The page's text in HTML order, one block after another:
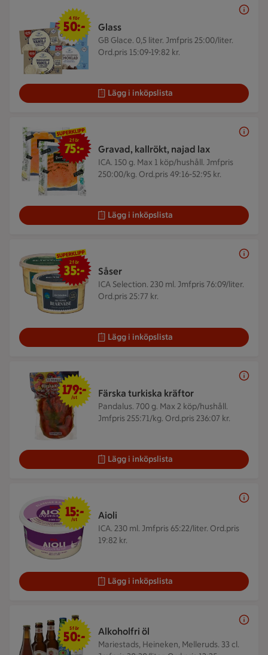
Glass
GB Glace. 0,5 liter. Jmfpris 25:00/liter.
Ord.pris 15:09-19:82 kr.
4 för 50 kr
4 för
50:-
Lägg i inköpslista
Gravad, kallrökt, najad lax
ICA. 150 g. Max 1 köp/hushåll. Jmfpris
250:00/kg. Ord.pris 49:16-52:95 kr.
2 för 75 kr
2 för
75:-
Lägg i inköpslista
Såser
ICA Selection. 230 ml. Jmfpris 76:09/liter.
Ord.pris 25:77 kr.
2 för 35 kr
2 för
35:-
Lägg i inköpslista
Färska turkiska kräftor
Pandalus. 700 g. Max 2 köp/hushåll.
Jmfpris 255:71/kg. Ord.pris 236:07 kr.
179 kr/st
179:-
/st
Lägg i inköpslista
Aioli
ICA. 230 ml. Jmfpris 65:22/liter. Ord.pris
19:82 kr.
15 kr/st
15:-
/st
Lägg i inköpslista
Alkoholfri öl
Mariestads, Heineken, Melleruds. 33 cl.
5 för 50 kr
5 för
50:-